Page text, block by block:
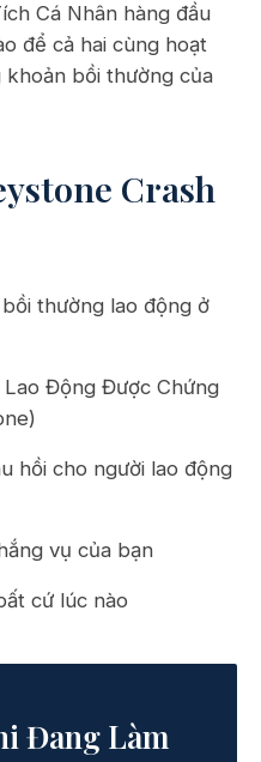
Cá Nhân hàng đầu
để cả hai cùng hoạt
khoản bồi thường của
Crash
thường lao động ở
Lao Động Được Chứng
hồi cho người lao động
vụ của bạn
cứ lúc nào
Đang Làm